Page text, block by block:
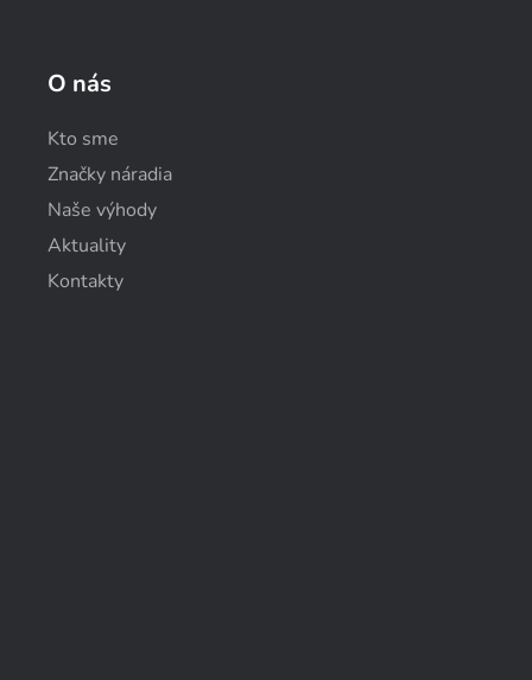
O nás
Kto sme
Značky náradia
Naše výhody
Aktuality
Kontakty